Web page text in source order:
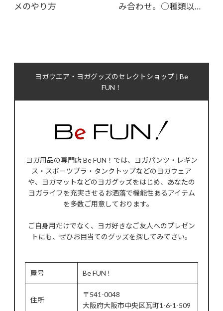
メのやり方
み合わせ。○種類以…
ヨガウエア・ヨガグッズのセレクトショップ | Be
FUN！
ヨガ用品の専門店 Be FUN！では、ヨガパンツ・レギン
ス・スポーツブラ・タンクトップなどのヨガウェア
や、ヨガマットなどのヨガグッズをはじめ、あなたの
ヨガライフを充実させるお洒落で機能性あるアイテム
を多数ご用意しております。
ご自身用だけでなく、ヨガ好きなご友人へのプレゼン
トにも、ぜひお目当てのグッズを探してみてさい。
屋号 Be FUN !
住所
〒541-0048
大阪府大阪市中央区瓦町1-6-1-509